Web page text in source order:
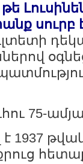
թե
սուրբ
75-
1937